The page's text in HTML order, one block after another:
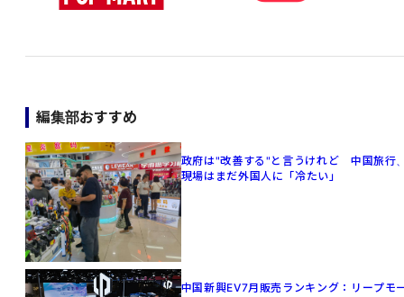
編集部おすすめ
政府は"改善する"と言うけれど 中国旅行
現場はまだ外国人に「冷たい」
中国新興EV7月販売ランキング：リープモ